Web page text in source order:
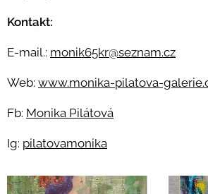
Kontakt:
E-mail.: monik65kr@seznam.cz
Web: www.monika-pilatova-
Fb: Monika Pilátová
Ig: pilatovamonika